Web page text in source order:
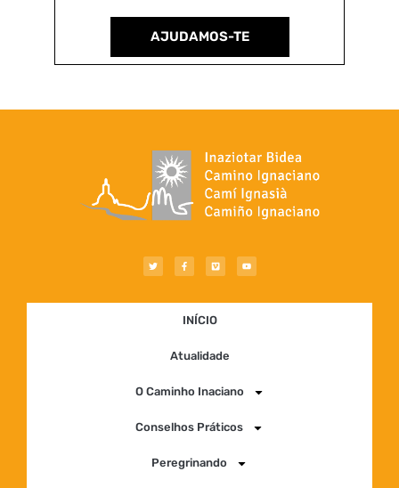
AJUDAMOS-TE
INÍCIO
Atualidade
O Caminho Inaciano
Conselhos Práticos
Peregrinando